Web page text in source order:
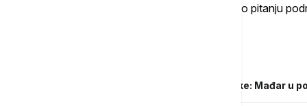
konstruktivan evropski partner, posebno po pitanju
Šta Nemačka sada očekuje od Mađarske: Mađar u